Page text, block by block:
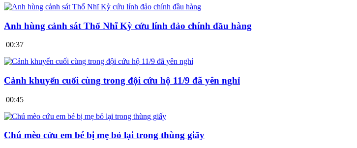
Anh hùng cảnh sát Thổ Nhĩ Kỳ cứu lính đảo chính đầu hàng
00:37
Cảnh khuyển cuối cùng trong đội cứu hộ 11/9 đã yên nghỉ
00:45
Chú mèo cứu em bé bị mẹ bỏ lại trong thùng giấy